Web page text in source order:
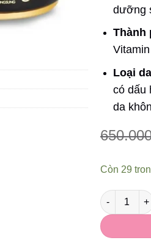
dưỡng
Thành
Loại
có dấu
da
Còn 29
Số lượng